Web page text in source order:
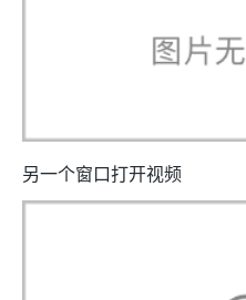
另一个窗口打开视频